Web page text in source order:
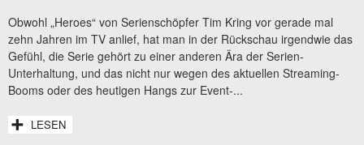
Obwohl „Heroes“ von Serienschöpfer Tim Kring vor gerade mal
zehn Jahren im TV anlief, hat man in der Rückschau irgendwie das
Gefühl, die Serie gehört zu einer anderen Ära der Serien-
Unterhaltung, und das nicht nur wegen des aktuellen Streaming-
Booms oder des heutigen Hangs zur Event-...
LESEN